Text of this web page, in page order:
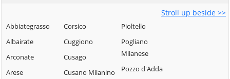
Stroll up beside >>
Abbiategrasso
Albairate
Arconate
Arese
Corsico
Cuggiono
Cusago
Cusano Milanino
Pioltello
Pogliano
Milanese
Pozzo d'Adda